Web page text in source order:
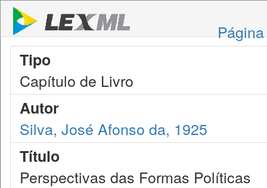
Tipo
Capítulo de Livro
Autor
Silva, José Afonso da, 1925
Título
Perspectivas das Formas Políticas